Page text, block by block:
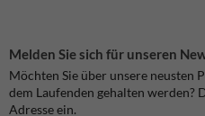
Melden Sie sich für unseren
Möchten Sie über unsere neusten
dem Laufenden gehalten werden?
Adresse ein.